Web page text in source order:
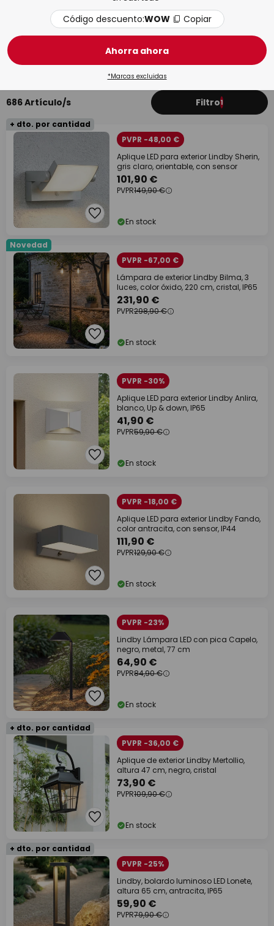
686 Artículo/s Filtro1
+ dto. por cantidad
PVPR -48,00 €
Aplique LED para exterior Lindby Sherin,
gris claro, orientable, con sensor
101,90 €
PVPR149,90 €
En stock
Novedad
PVPR -67,00 €
Lámpara de exterior Lindby Bilma, 3
luces, color óxido, 220 cm, cristal, IP65
231,90 €
PVPR298,90 €
En stock
PVPR -30%
Aplique LED para exterior Lindby Anlira,
blanco, Up & down, IP65
41,90 €
PVPR59,90 €
En stock
PVPR -18,00 €
Aplique LED para exterior Lindby Fando,
color antracita, con sensor, IP44
111,90 €
PVPR129,90 €
En stock
PVPR -23%
Lindby Lámpara LED con pica Capelo,
negro, metal, 77 cm
64,90 €
PVPR84,90 €
En stock
+ dto. por cantidad
PVPR -36,00 €
Aplique de exterior Lindby Mertollio,
altura 47 cm, negro, cristal
73,90 €
PVPR109,90 €
En stock
+ dto. por cantidad
PVPR -25%
Lindby, bolardo luminoso LED Lonete,
altura 65 cm, antracita, IP65
59,90 €
PVPR79,90 €
Código descuento:WOW Copiar
Ahorra ahora
*Marcas excluidas